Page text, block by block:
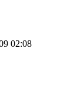
02:08